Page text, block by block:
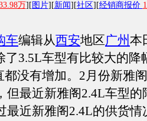
万][ 图片][新闻][社区][经销商报价
车编辑从西安地区广州本
了3.5L车型有比较大的降
都没有增加。2月份新雅
但最近新雅阁2.4L车型
最近新雅阁2.4L的供货